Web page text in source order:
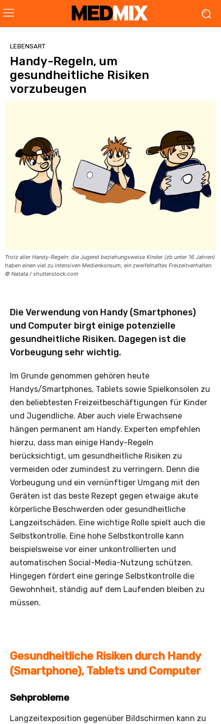
LEBENSART
Handy-Regeln, um
gesundheitliche Risiken
vorzubeugen
Trotz aller Handy-Regeln: die Jugend beziehungsweise Kinder (zb unter 16 Jahren)
haben einen viel zu intensiven Medienkonsum, ein zweifelhaftes Freizeitverhalten.
© Natata / shutterstock.com
Die Verwendung von Handy (Smartphones)
und Computer birgt einige potenzielle
gesundheitliche Risiken. Dagegen ist die
Vorbeugung sehr wichtig.
Im Grunde genommen gehören heute
Handys/Smartphones, Tablets sowie Spielkonsolen zu
den beliebtesten Freizeitbeschäftigungen für Kinder
und Jugendliche. Aber auch viele Erwachsene
hängen permanent am Handy. Experten empfehlen
hierzu, dass man einige Handy-Regeln
berücksichtigt, um gesundheitliche Risiken zu
vermeiden oder zumindest zu verringern. Denn die
Vorbeugung und ein vernünftiger Umgang mit den
Geräten ist das beste Rezept gegen etwaige akute
körperliche Beschwerden oder gesundheitliche
Langzeitschäden. Eine wichtige Rolle spielt auch die
Selbstkontrolle. Eine hohe Selbstkontrolle kann
beispielsweise vor einer unkontrollierten und
automatischen Social-Media-Nutzung schützen.
Hingegen fördert eine geringe Selbstkontrolle die
Gewohnheit, ständig auf dem Laufenden bleiben zu
müssen.
Gesundheitliche Risiken durch Handy
(Smartphone), Tablets und Computer
Sehprobleme
Langzeitexposition gegenüber Bildschirmen kann zu